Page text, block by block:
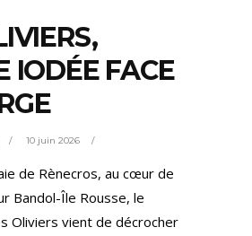
IODÉE FACE
10 juin 2026
de Rènecros, au cœur de
Bandol-Île Rousse, le
Oliviers vient de décrocher